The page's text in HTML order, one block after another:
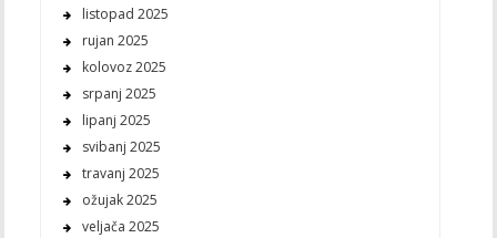
listopad 2025
rujan 2025
kolovoz 2025
srpanj 2025
lipanj 2025
svibanj 2025
travanj 2025
ožujak 2025
veljača 2025